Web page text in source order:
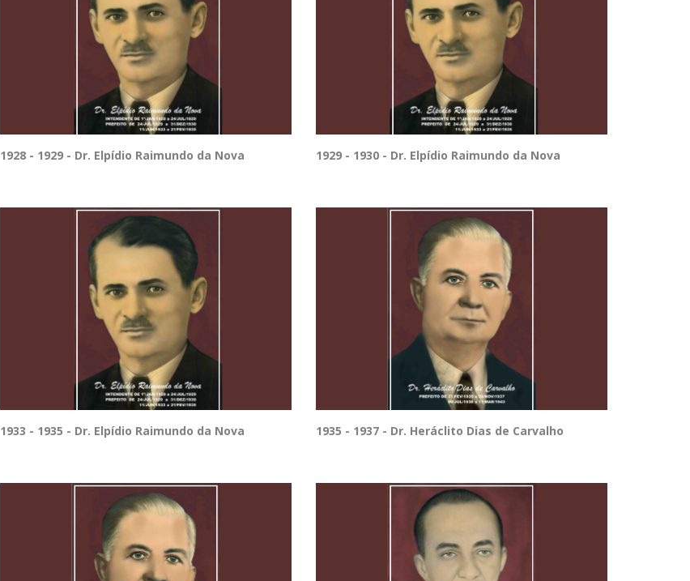
1928 - 1929 - Dr. Elpídio Raimundo da Nova 1929 - 1930 - Dr. Elpídio Raimundo da Nova
1933 - 1935 - Dr. Elpídio Raimundo da Nova 1935 - 1937 - Dr. Heráclito Dias de Carvalho